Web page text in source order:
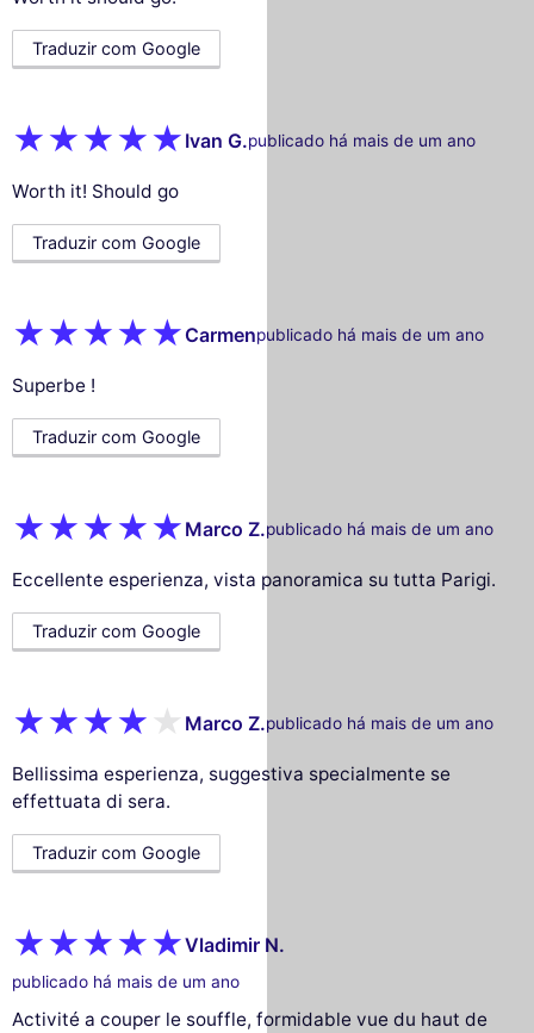
Traduzir com Google
Ivan G.publicado há mais de um ano
Worth it! Should go
Traduzir com Google
Carmenpublicado há mais de um ano
Superbe !
Traduzir com Google
Marco Z.publicado há mais de um ano
Eccellente esperienza, vista panoramica su tutta Parigi.
Traduzir com Google
Marco Z.publicado há mais de um ano
Bellissima esperienza, suggestiva specialmente se
effettuata di sera.
Traduzir com Google
Vladimir N.
publicado há mais de um ano
Activité a couper le souffle, formidable vue du haut de